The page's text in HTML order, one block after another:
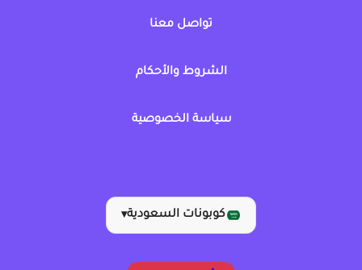
تواصل معنا
الشروط والأحكام
سياسة الخصوصية
كوبونات السعودية▾